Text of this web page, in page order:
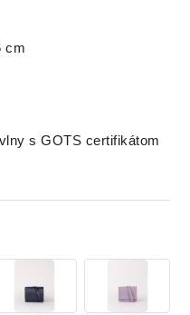
cm
s GOTS certifikátom